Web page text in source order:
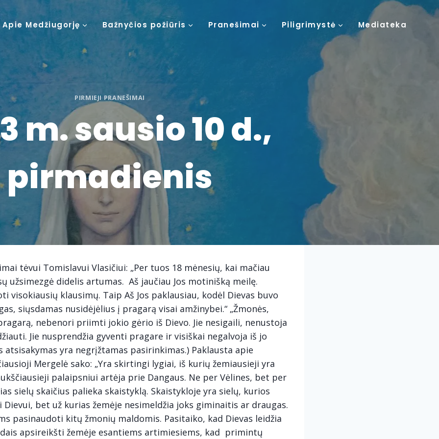
Apie Medžiugorję Bažnyčios požiūris Pranešimai Piligrimystė Mediateka
PIRMIEJI PRANEŠIMAI
m. sausio 10 d.,
pirmadienis
tėvui Tomislavui Vlasičiui: „Per tuos 18 mėnesių, kai mačiau
užsimezgė didelis artumas. Aš jaučiau Jos motinišką meilę.
visokiausių klausimų. Taip Aš Jos paklausiau, kodėl Dievas buvo
siųsdamas nusidėjėlius į pragarą visai amžinybei.“ „Žmonės,
nebenori priimti jokio gėrio iš Dievo. Jie nesigaili, nenustoja
Jie nusprendžia gyventi pragare ir visiškai negalvoja iš jo
atsisakymas yra negrįžtamas pasirinkimas.) Paklausta apie
Mergelė sako: „Yra skirtingi lygiai, iš kurių žemiausieji yra
palaipsniui artėja prie Dangaus. Ne per Vėlines, bet per
sielų skaičius palieka skaistyklą. Skaistykloje yra sielų, kurios
Dievui, bet už kurias žemėje nesimeldžia joks giminaitis ar draugas.
pasinaudoti kitų žmonių maldomis. Pasitaiko, kad Dievas leidžia
apsireikšti žemėje esantiems artimiesiems, kad primintų